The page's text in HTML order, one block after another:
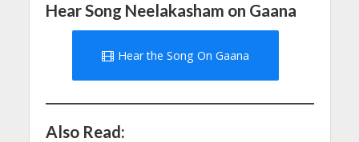
Hear Song Neelakasham on Gaana
Hear the Song On Gaana
Also Read: